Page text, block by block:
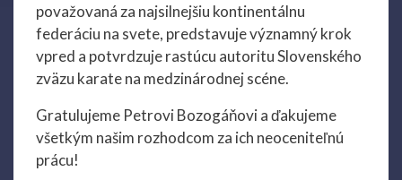
považovaná za najsilnejšiu kontinentálnu
federáciu na svete, predstavuje významný krok
vpred a potvrdzuje rastúcu autoritu Slovenského
zväzu karate na medzinárodnej scéne.
Gratulujeme Petrovi Bozogáňovi a ďakujeme
všetkým našim rozhodcom za ich neoceniteľnú
prácu!